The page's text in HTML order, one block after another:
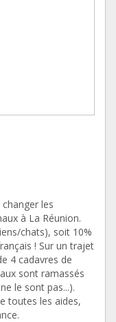
les
à La Réunion.
chats), soit 10%
! Sur un trajet
4 cadavres de
sont ramassés
le sont pas...).
toutes les aides,